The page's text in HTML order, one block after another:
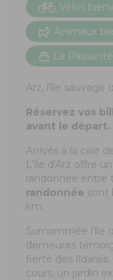
Vélos
Animaux
La Passante
Arz, l'île sauvage
Réservez vos
avant le départ.
Arrivés à la cale
L'île d'Arz offre
randonnée entre
randonnée sont
km.
Surnommée l'île
demeures
fierté des
cours, un jardin